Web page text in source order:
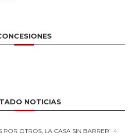
NOTICIAS
POR OTROS, LA CASA SIN BARRER” 4